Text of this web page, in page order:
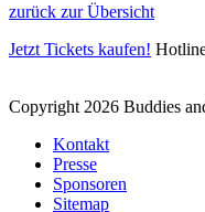
zurück zur Übersicht
Jetzt Tickets kaufen!
Copyright 2026 Buddies
Kontakt
Presse
Sponsoren
Sitemap